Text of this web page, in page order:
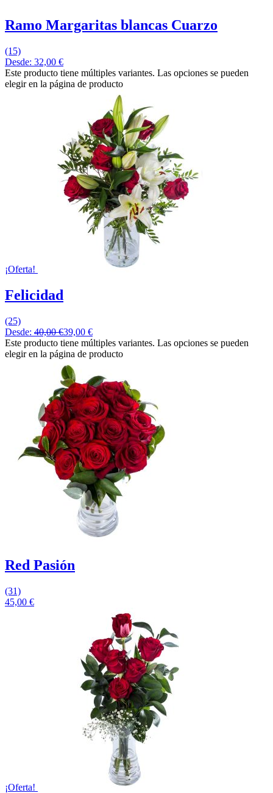
Ramo Margaritas blancas Cuarzo
(15)
Desde: 32,00 €
Este producto tiene múltiples variantes. Las opciones se pueden
elegir en la página de producto
¡Oferta!
Felicidad
(25)
Desde: 40,00€39,00 €
Este producto tiene múltiples variantes. Las opciones se pueden
elegir en la página de producto
Red Pasión
(31)
45,00 €
¡Oferta!